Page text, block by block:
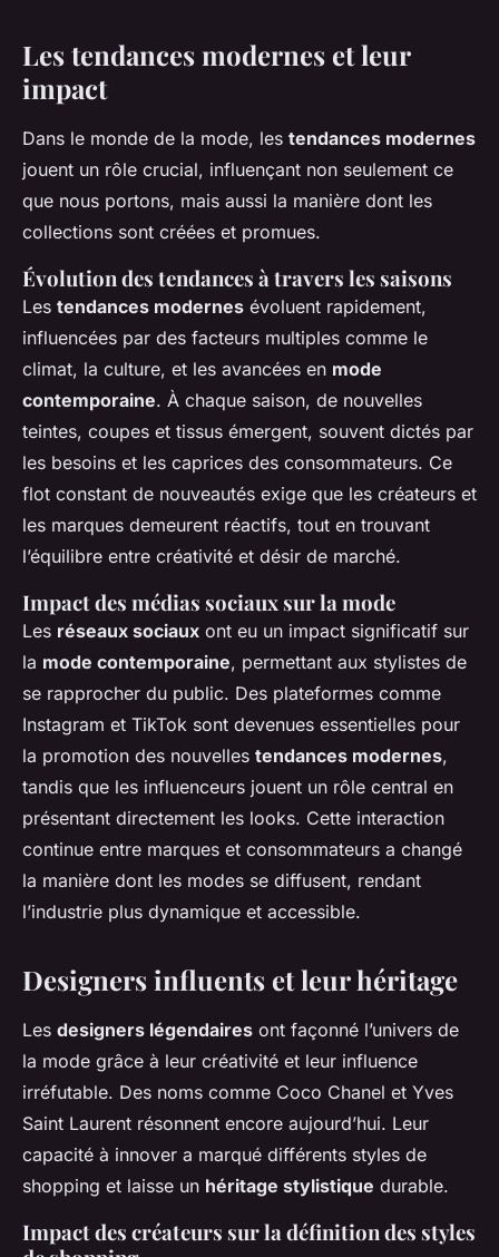
Les tendances modernes et leur
impact
Dans le monde de la mode, les tendances modernes
jouent un rôle crucial, influençant non seulement ce
que nous portons, mais aussi la manière dont les
collections sont créées et promues.
Évolution des tendances à travers les saisons
Les tendances modernes évoluent rapidement,
influencées par des facteurs multiples comme le
climat, la culture, et les avancées en mode
contemporaine. À chaque saison, de nouvelles
teintes, coupes et tissus émergent, souvent dictés par
les besoins et les caprices des consommateurs. Ce
flot constant de nouveautés exige que les créateurs et
les marques demeurent réactifs, tout en trouvant
l’équilibre entre créativité et désir de marché.
Impact des médias sociaux sur la mode
Les réseaux sociaux ont eu un impact significatif sur
la mode contemporaine, permettant aux stylistes de
se rapprocher du public. Des plateformes comme
Instagram et TikTok sont devenues essentielles pour
la promotion des nouvelles tendances modernes,
tandis que les influenceurs jouent un rôle central en
présentant directement les looks. Cette interaction
continue entre marques et consommateurs a changé
la manière dont les modes se diffusent, rendant
l’industrie plus dynamique et accessible.
Designers influents et leur héritage
Les designers légendaires ont façonné l’univers de
la mode grâce à leur créativité et leur influence
irréfutable. Des noms comme Coco Chanel et Yves
Saint Laurent résonnent encore aujourd’hui. Leur
capacité à innover a marqué différents styles de
shopping et laisse un héritage stylistique durable.
Impact des créateurs sur la définition des styles